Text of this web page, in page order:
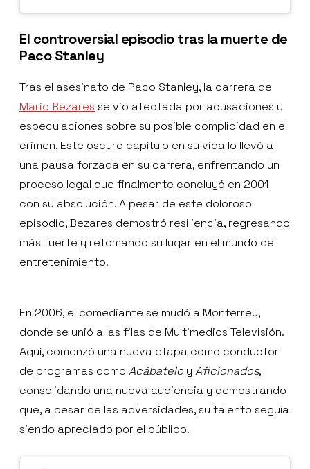
El controversial episodio tras la muerte de
Paco Stanley
Tras el asesinato de Paco Stanley, la carrera de
Mario Bezares se vio afectada por acusaciones y
especulaciones sobre su posible complicidad en el
crimen. Este oscuro capítulo en su vida lo llevó a
una pausa forzada en su carrera, enfrentando un
proceso legal que finalmente concluyó en 2001
con su absolución. A pesar de este doloroso
episodio, Bezares demostró resiliencia, regresando
más fuerte y retomando su lugar en el mundo del
entretenimiento.
En 2006, el comediante se mudó a Monterrey,
donde se unió a las filas de Multimedios Televisión.
Aquí, comenzó una nueva etapa como conductor
de programas como Acábatelo y Aficionados,
consolidando una nueva audiencia y demostrando
que, a pesar de las adversidades, su talento seguía
siendo apreciado por el público.